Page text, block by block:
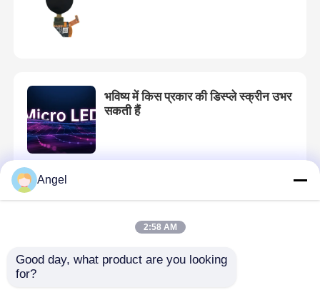
भविष्य में किस प्रकार की डिस्प्ले स्क्रीन उभर
सकती हैं
लचीले एमोलेड के भविष्य के विकास की प्रवृत्ति
Angel
2:58 AM
Good day, what product are you looking
for?